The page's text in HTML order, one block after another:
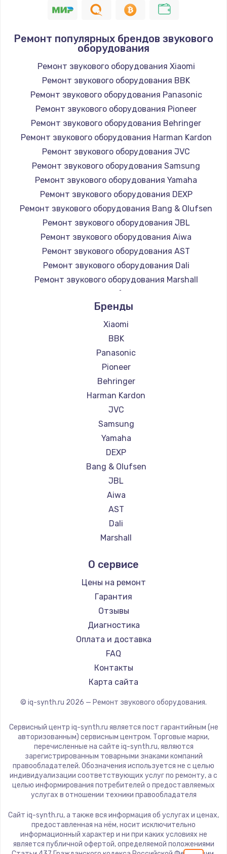
Заказать
Программный ремонт/прошивка
390 руб.
Заказать
Замена Bluetooth/Wi-Fi модуля
800 руб.
Заказать
Замена картридера
890 руб.
Заказать
Замена микросхемы NFC
1100 руб.
Заказать
Замена шим-контроллера
3900 руб.
Заказать
Настройка Wi-Fi
1030 руб.
Заказать
Замена вебкамеры
1260 руб.
Заказать
725 руб.
Заказать
Замена жесткого диска
750 руб.
Заказать
Ремонт цепей питания
2500 руб.
Заказать
Замена видеокарты
1600 руб.
Заказать
Ремонт разъема питания
880 руб.
Замена видеочипа
2745 руб.
Заказать
Замена северного моста
2600 руб.
Заказать
Ремонт популярных брендов звукового
оборудования
Ремонт звукового оборудования Xiaomi
Ремонт звукового оборудования BBK
Ремонт звукового оборудования Panasonic
Ремонт звукового оборудования Pioneer
Ремонт звукового оборудования Behringer
Ремонт звукового оборудования Harman Kardon
Ремонт звукового оборудования JVC
Ремонт звукового оборудования Samsung
Ремонт звукового оборудования Yamaha
Ремонт звукового оборудования DEXP
Ремонт звукового оборудования Bang & Olufsen
Ремонт звукового оборудования JBL
Ремонт звукового оборудования Aiwa
Ремонт звукового оборудования AST
Ремонт звукового оборудования Dali
Ремонт звукового оборудования Marshall
Ремонт звукового оборудования Supra
Бренды
Xiaomi
BBK
Panasonic
Pioneer
Behringer
Harman Kardon
JVC
Samsung
Yamaha
DEXP
Bang & Olufsen
JBL
Aiwa
AST
Dali
Marshall
О сервисе
Цены на ремонт
Гарантия
Отзывы
Диагностика
Оплата и доставка
FAQ
Контакты
Карта сайта
© iq-synth.ru 2026 — Ремонт звукового оборудования.
Сервисный центр iq-synth.ru является пост гарантийным (не
авторизованным) сервисным центром. Торговые марки,
перечисленные на сайте iq-synth.ru, являются
зарегистрированным товарными знаками компаний
правообладателей. Обозначения используется не с целью
индивидуализации соответствующих услуг по ремонту, а с
целью информирования потребителей о предоставляемых
услугах в отношении техники правообладателя
Сайт iq-synth.ru, а также вся информация об услугах и ценах,
предоставленная на нём, носит исключительно
информационный характер и ни при каких условиях не
является публичной офертой, определяемой положениями